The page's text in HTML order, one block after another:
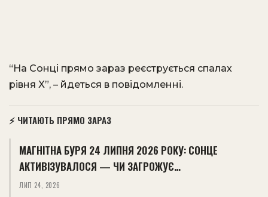
“На Сонці прямо зараз реєструється спалах
рівня X”, – йдеться в повідомленні.
⚡ ЧИТАЮТЬ ПРЯМО ЗАРАЗ
МАГНІТНА БУРЯ 24 ЛИПНЯ 2026 РОКУ: СОНЦЕ
АКТИВІЗУВАЛОСЯ — ЧИ ЗАГРОЖУЄ…
ЛИП 24, 2026